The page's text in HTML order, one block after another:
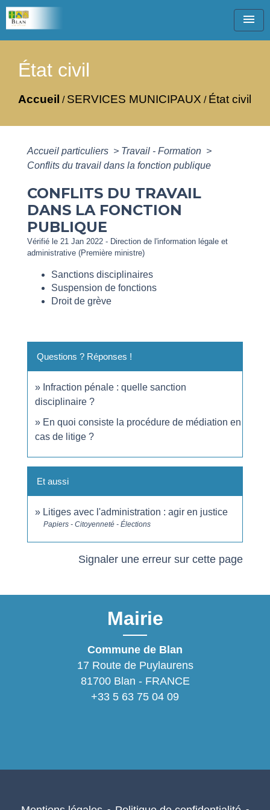
menu
État civil
Accueil / SERVICES MUNICIPAUX / État civil
Accueil particuliers > Travail - Formation >
Conflits du travail dans la fonction publique
CONFLITS DU TRAVAIL
DANS LA FONCTION
PUBLIQUE
Vérifié le 21 Jan 2022 - Direction de l'information légale et
administrative (Première ministre)
Sanctions disciplinaires
Suspension de fonctions
Droit de grève
Questions ? Réponses !
Infraction pénale : quelle sanction
disciplinaire ?
En quoi consiste la procédure de médiation en
cas de litige ?
Et aussi
Litiges avec l'administration : agir en justice
Papiers - Citoyenneté - Élections
Signaler une erreur sur cette page
Mairie
Commune de Blan
17 Route de Puylaurens
81700 Blan - FRANCE
+33 5 63 75 04 09